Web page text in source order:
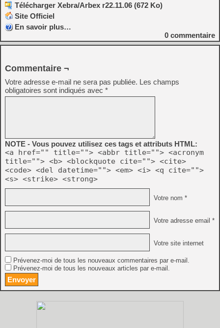
Télécharger Xebra/Arbex r22.11.06 (672 Ko)
Site Officiel
En savoir plus…
0 commentaire
Commentaire ¬
Votre adresse e-mail ne sera pas publiée. Les champs
obligatoires sont indiqués avec *
NOTE - Vous pouvez utilisez ces tags et attributs HTML:
<a href="" title=""> <abbr title=""> <acronym
title=""> <b> <blockquote cite=""> <cite>
<code> <del datetime=""> <em> <i> <q cite="">
<s> <strike> <strong>
Votre nom *
Votre adresse email *
Votre site internet
Prévenez-moi de tous les nouveaux commentaires par e-mail.
Prévenez-moi de tous les nouveaux articles par e-mail.